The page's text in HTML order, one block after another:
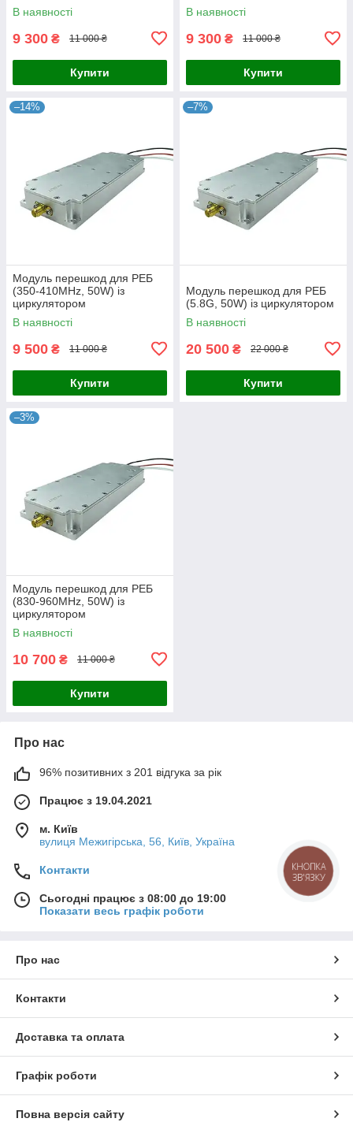
В наявності
9 300 ₴ 11 000 ₴
Купити
В наявності
9 300 ₴ 11 000 ₴
Купити
–14%
Модуль перешкод для РЕБ
(350-410MHz, 50W) із
циркулятором
В наявності
9 500 ₴ 11 000 ₴
Купити
–7%
Модуль перешкод для РЕБ
(5.8G, 50W) із циркулятором
В наявності
20 500 ₴ 22 000 ₴
Купити
–3%
Модуль перешкод для РЕБ
(830-960MHz, 50W) із
циркулятором
В наявності
10 700 ₴ 11 000 ₴
Купити
Про нас
96% позитивних з 201 відгука за рік
Працює з 19.04.2021
м. Київ
вулиця Межигірська, 56, Київ, Україна
Контакти
Сьогодні працює з 08:00 до 19:00
Показати весь графік роботи
Про нас
Контакти
Доставка та оплата
Графік роботи
Повна версія сайту
КНОПКА
ЗВ'ЯЗКУ